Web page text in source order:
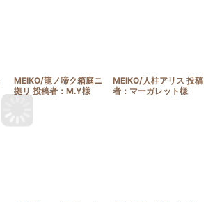
MEIKO/龍ノ啼ク箱庭ニ
拠リ 投稿者：M.Y様
MEIKO/人柱アリス 投稿
者：マーガレット様